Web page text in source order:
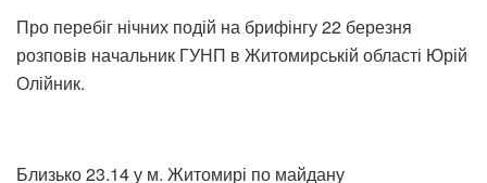
Про перебіг нічних подій на брифінгу 22 березня
розповів начальник ГУНП в Житомирській області Юрій
Олійник.
Близько 23.14 у м. Житомирі по майдану